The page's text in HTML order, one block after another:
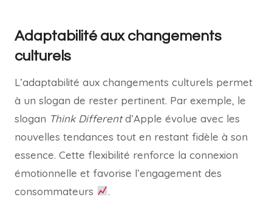
Adaptabilité aux changements
culturels
L’adaptabilité aux changements culturels permet
à un slogan de rester pertinent. Par exemple, le
slogan Think Differentd’Apple évolue avec les
nouvelles tendances tout en restant fidèle à son
essence. Cette flexibilité renforce la connexion
émotionnelle et favorise l’engagement des
consommateurs
.